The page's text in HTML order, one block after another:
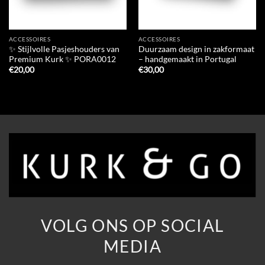
ACCESSOIRES
✨ Stijlvolle Pasjeshouders van
Premium Kurk ✨ PORA0012
€20,00
ACCESSOIRES
Duurzaam design in zakformaat
– handgemaakt in Portugal
€30,00
VOLG ONS OP SOCIAL
MEDIA